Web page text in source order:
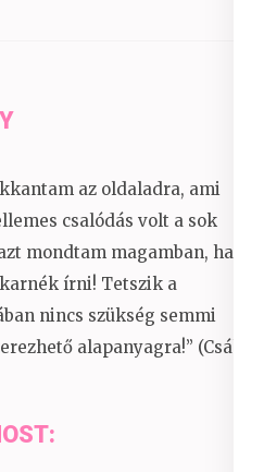
az oldaladra, ami
csalódás volt a sok
mondtam magamban, ha
írni! Tetszik a
nincs szükség semmi
alapanyagra!” (Csáky